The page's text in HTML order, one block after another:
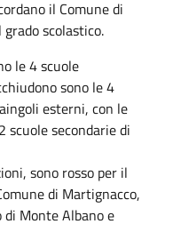
il Comune di
scolastico.
le 4 scuole
sono le 4
esterni, con le
scuole secondarie di
sono rosso per il
di Martignacco,
di Monte Albano e